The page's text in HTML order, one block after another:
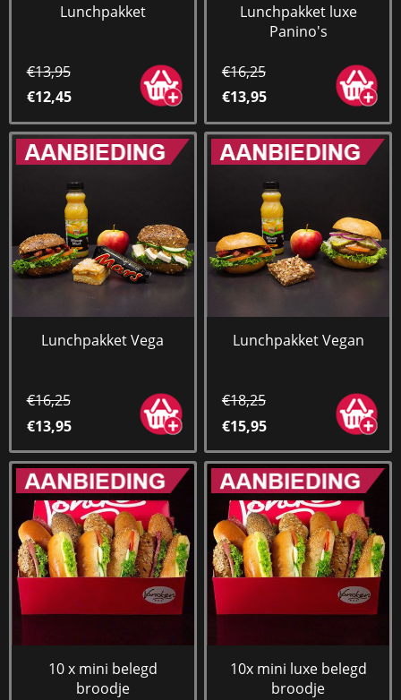
Lunchpakket
€13,95
€12,45
Lunchpakket luxe
Panino's
€16,25
€13,95
Lunchpakket Vega
€16,25
€13,95
Lunchpakket Vegan
€18,25
€15,95
10 x mini belegd
broodje
10x mini luxe belegd
broodje